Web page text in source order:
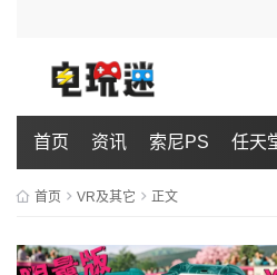
首页 资讯 索尼PS 任天
首页 VR及其它 正文